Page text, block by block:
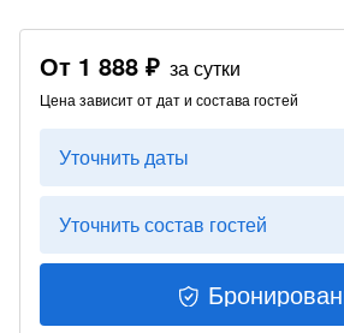
От 1 888 ₽ за сутки
Цена зависит от дат и состава гостей
Уточнить даты
Уточнить состав гостей